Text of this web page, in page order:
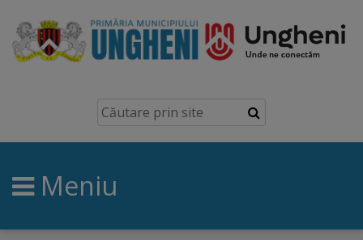
Ungheni
Prezentare
generală
Simbolurile
Meniu